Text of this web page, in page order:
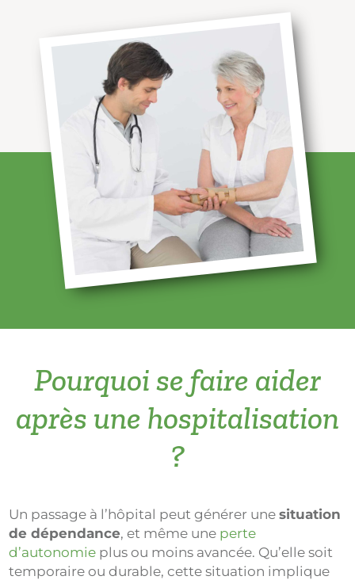
Pourquoi se faire aider
après une hospitalisation
?
Un passage à l’hôpital peut générer unesituation
de dépendance, et même une perte
d’autonomie plus ou moins avancée. Qu’elle soit
temporaire ou durable, cette situation implique